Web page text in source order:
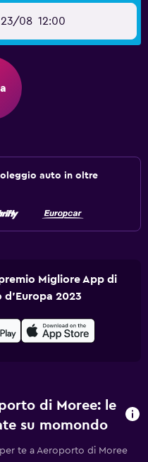
08 12:00
auto in oltre
Migliore App di
d'Europa 2023
di Moree: le
su momondo
te a Aeroporto di Moree